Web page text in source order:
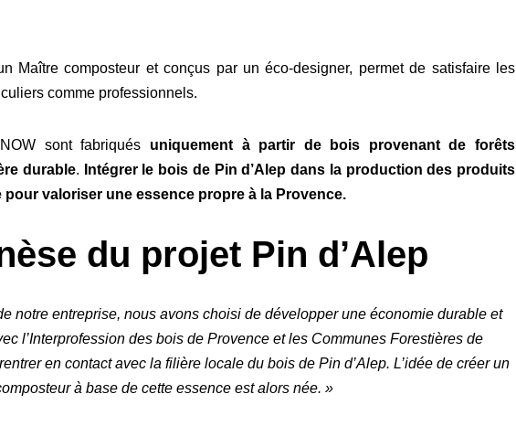
Maître composteur et conçus par un éco-designer, permet de satisfaire les
comme professionnels.
sont fabriqués uniquement à partir de bois provenant de forêts
durable.
Intégrer le bois de Pin d’Alep dans la production des produits
pour valoriser une essence propre à la Provence.
du projet Pin d’Alep
notre entreprise, nous avons choisi de développer une économie durable et
l’Interprofession des bois de Provence et les Communes Forestières de
en contact avec la filière locale du bois de Pin d’Alep. L’idée de créer un
à base de cette essence est alors née. »